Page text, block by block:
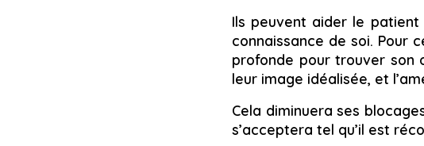
Ils peuvent aider le
connaissance de soi. Pour
profonde pour trouver son
leur image idéalisée, et
Cela diminuera ses
s’acceptera tel qu’il est